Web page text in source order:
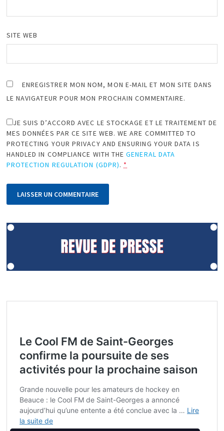
SITE WEB
ENREGISTRER MON NOM, MON E-MAIL ET MON SITE DANS
LE NAVIGATEUR POUR MON PROCHAIN COMMENTAIRE.
JE SUIS D’ACCORD AVEC LE STOCKAGE ET LE TRAITEMENT DE
MES DONNÉES PAR CE SITE WEB. WE ARE COMMITTED TO
PROTECTING YOUR PRIVACY AND ENSURING YOUR DATA IS
HANDLED IN COMPLIANCE WITH THEGENERAL DATA
PROTECTION REGULATION (GDPR). *